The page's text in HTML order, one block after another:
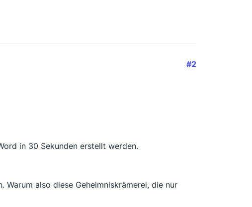
#2
in 30 Sekunden erstellt werden.
Warum also diese Geheimniskrämerei, die nur